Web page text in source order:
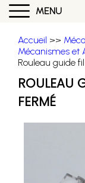
MENU
Accueil >>
Mécanismes et
Rouleau guide
ROULEAU
FERMÉ